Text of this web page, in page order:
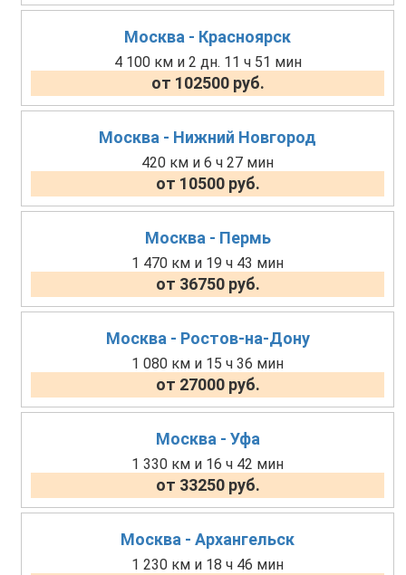
Москва - Красноярск
4 100 км и 2 дн. 11 ч 51 мин
от 102500 руб.
Москва - Нижний Новгород
420 км и 6 ч 27 мин
от 10500 руб.
Москва - Пермь
1 470 км и 19 ч 43 мин
от 36750 руб.
Москва - Ростов-на-Дону
1 080 км и 15 ч 36 мин
от 27000 руб.
Москва - Уфа
1 330 км и 16 ч 42 мин
от 33250 руб.
Москва - Архангельск
1 230 км и 18 ч 46 мин